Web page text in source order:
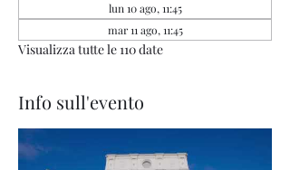
lun 10 ago, 11:45
mar 11 ago, 11:45
Visualizza tutte le 110 date
Info sull'evento